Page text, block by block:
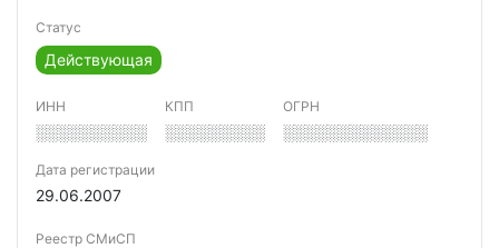
Статус
Действующая
ИНН
░░░░░░░░░░
КПП
░░░░░░░░░
ОГРН
░░░░░░░░░░░░░
Дата регистрации
29.06.2007
Реестр СМиСП